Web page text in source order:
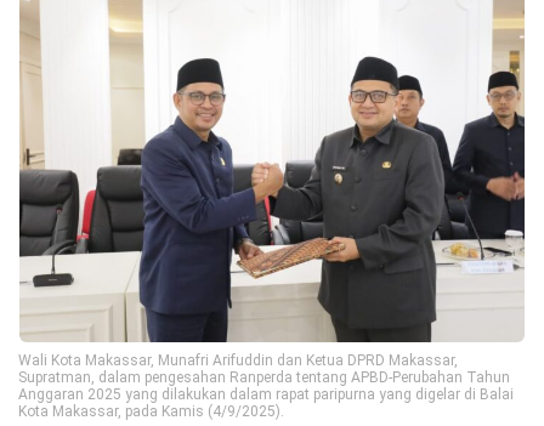
Copyright
Right
Reserved
Wali Kota Makassar, Munafri Arifuddin dan Ketua DPRD Makassar,
Supratman, dalam pengesahan Ranperda tentang APBD-Perubahan Tahun
Anggaran 2025 yang dilakukan dalam rapat paripurna yang digelar di Balai
Kota Makassar, pada Kamis (4/9/2025).